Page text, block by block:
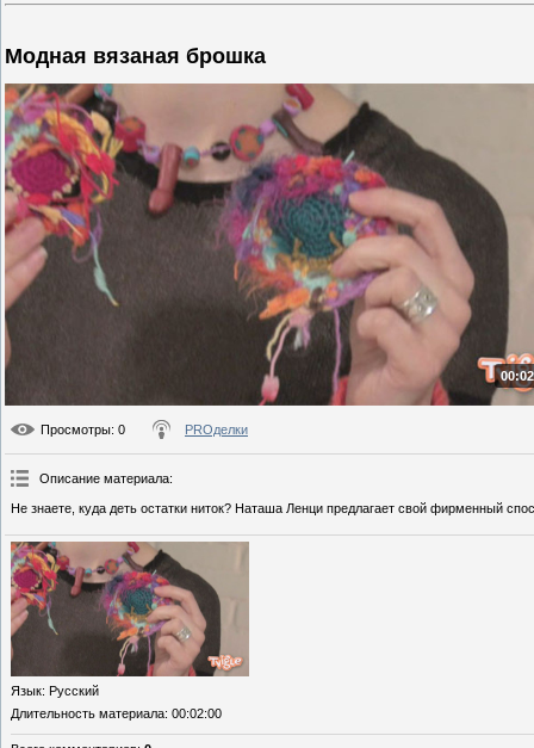
Модная вязаная брошка
Просмотры: 0 PROделки
Описание материала:
Не знаете, куда деть остатки ниток? Наташа Ленци предлагает свой фирменный
Язык: Русский
Длительность материала: 00:02:00